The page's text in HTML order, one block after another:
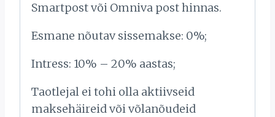
Smartpost või Omniva post hinnas.
Esmane nõutav sissemakse: 0%;
Intress: 10% – 20% aastas;
Taotlejal ei tohi olla aktiivseid
maksehäireid või võlanõudeid